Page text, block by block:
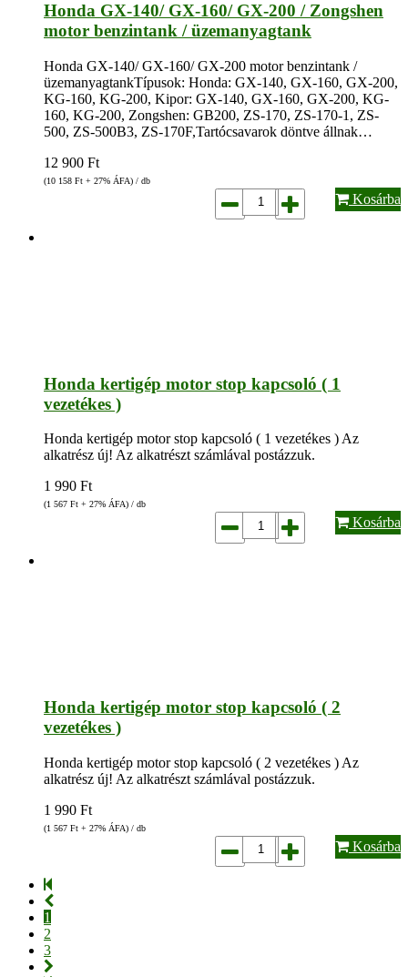
Honda GX-140/ GX-160/ GX-200 / Zongshen
motor benzintank / üzemanyagtank
Honda GX-140/ GX-160/ GX-200 motor benzintank /
üzemanyagtankTípusok: Honda: GX-140, GX-160, GX-200,
KG-160, KG-200, Kipor: GX-140, GX-160, GX-200, KG-
160, KG-200, Zongshen: GB200, ZS-170, ZS-170-1, ZS-
500, ZS-500B3, ZS-170F,Tartócsavarok döntve állnak…
12 900 Ft
(10 158 Ft + 27% ÁFA) / db
Kosárba
Honda kertigép motor stop kapcsoló ( 1
vezetékes )
Honda kertigép motor stop kapcsoló ( 1 vezetékes ) Az
alkatrész új! Az alkatrészt számlával postázzuk.
1 990 Ft
(1 567 Ft + 27% ÁFA) / db
Kosárba
Honda kertigép motor stop kapcsoló ( 2
vezetékes )
Honda kertigép motor stop kapcsoló ( 2 vezetékes ) Az
alkatrész új! Az alkatrészt számlával postázzuk.
1 990 Ft
(1 567 Ft + 27% ÁFA) / db
Kosárba
1
2
3